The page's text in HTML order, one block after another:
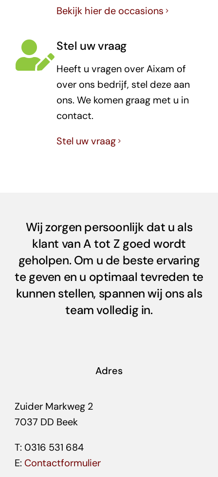
Bekijk hier de occasions
Stel uw vraag
Heeft u vragen over Aixam of
over ons bedrijf, stel deze aan
ons. We komen graag met u in
contact.
Stel uw vraag
Wij zorgen persoonlijk dat u als
klant van A tot Z goed wordt
geholpen. Om u de beste ervaring
te geven en u optimaal tevreden te
kunnen stellen, spannen wij ons als
team volledig in.
Adres
Zuider Markweg 2
7037 DD Beek
T: 0316 531 684
E: Contactformulier